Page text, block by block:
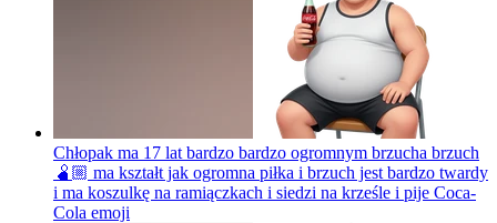
Chłopak ma 17 lat bardzo bardzo ogromnym brzucha brzuch
🫄🏼 ma kształt jak ogromna piłka i brzuch jest bardzo twardy
i ma koszulkę na ramiączkach i siedzi na krześle i pije Coca-
Cola emoji